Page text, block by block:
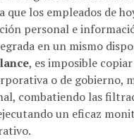
que los empleados de
personal e
en un mismo
, es imposible
o de gobierno,
combatiendo las
un eficaz